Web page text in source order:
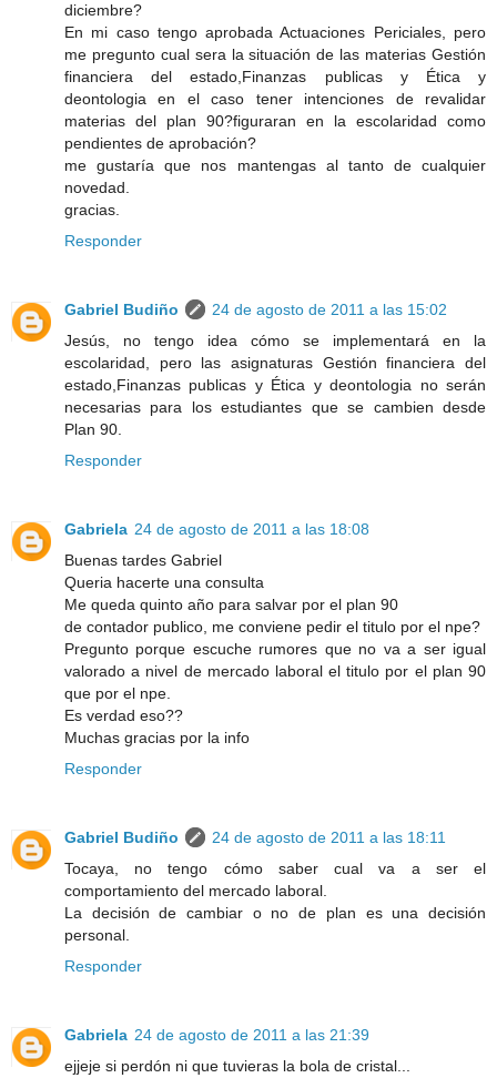
diciembre?
En mi caso tengo aprobada Actuaciones Periciales, pero
me pregunto cual sera la situación de las materias Gestión
financiera del estado,Finanzas publicas y Ética y
deontologia en el caso tener intenciones de revalidar
materias del plan 90?figuraran en la escolaridad como
pendientes de aprobación?
me gustaría que nos mantengas al tanto de cualquier
novedad.
gracias.
Responder
Gabriel Budiño
24 de agosto de 2011 a las 15:02
Jesús, no tengo idea cómo se implementará en la
escolaridad, pero las asignaturas Gestión financiera del
estado,Finanzas publicas y Ética y deontologia no serán
necesarias para los estudiantes que se cambien desde
Plan 90.
Responder
Gabriela 24 de agosto de 2011 a las 18:08
Buenas tardes Gabriel
Queria hacerte una consulta
Me queda quinto año para salvar por el plan 90
de contador publico, me conviene pedir el titulo por el npe?
Pregunto porque escuche rumores que no va a ser igual
valorado a nivel de mercado laboral el titulo por el plan 90
que por el npe.
Es verdad eso??
Muchas gracias por la info
Responder
Gabriel Budiño
24 de agosto de 2011 a las 18:11
Tocaya, no tengo cómo saber cual va a ser el
comportamiento del mercado laboral.
La decisión de cambiar o no de plan es una decisión
personal.
Responder
Gabriela 24 de agosto de 2011 a las 21:39
ejjeje si perdón ni que tuvieras la bola de cristal...